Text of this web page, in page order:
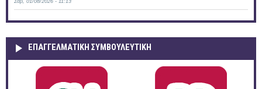
Σάβ, 01/08/2026 - 11:13
ΕΠΑΓΓΕΛΜΑΤΙΚΉ ΣΥΜΒΟΥΛΕΥΤΙΚΉ